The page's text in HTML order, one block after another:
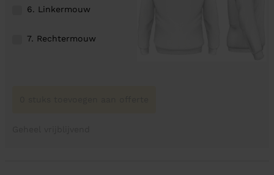
6. Linkermouw
7. Rechtermouw